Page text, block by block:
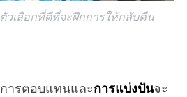
วเลือกที่ดีที่จะฝึกการให้กลับคืน
ารตอบแทนและการแบ่งปันจะ